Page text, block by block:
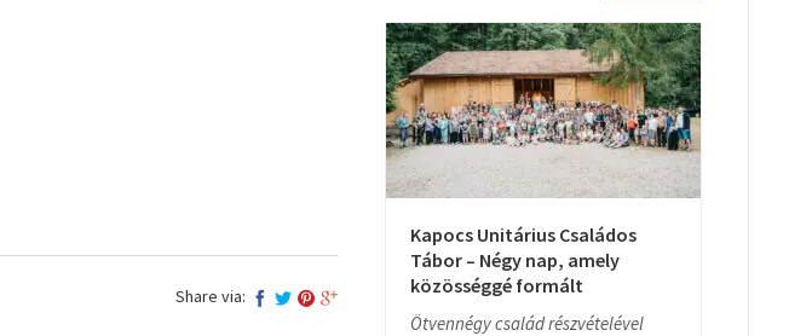
Share via:
Kapocs Unitárius Családos
Tábor – Négy nap, amely
közösséggé formált
Ötvennégy család részvételével